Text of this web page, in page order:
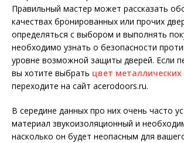
Правильный мастер может рассказать
качествах бронированных или прочих
определяться с выбором и выполнять
необходимо узнать о безопасности
уровне возможной защиты дверей. Если
вы хотите выбрать цвет металлических
переходите на сайт acerodoors.ru.
В середине данных про них очень часто
материал звукоизоляционный и
насколько он будет неопасным для